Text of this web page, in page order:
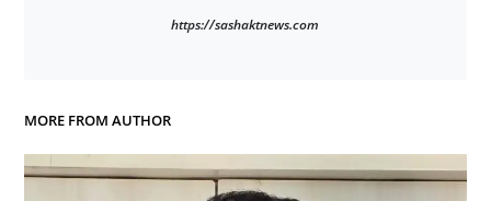
https://sashaktnews.com
MORE FROM AUTHOR